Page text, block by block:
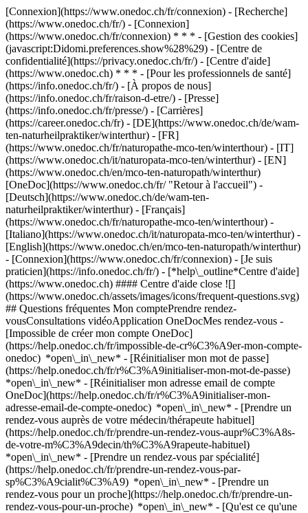
[Connexion](https://www.onedoc.ch/fr/connexion) - [Recherche]
(https://www.onedoc.ch/fr/) - [Connexion]
(https://www.onedoc.ch/fr/connexion) * * * - [Gestion des cookies]
(javascript:Didomi.preferences.show%28%29) - [Centre de
confidentialité](https://privacy.onedoc.ch/fr/) - [Centre d'aide]
(https://www.onedoc.ch) * * * - [Pour les professionnels de santé]
(https://info.onedoc.ch/fr/) - [À propos de nous]
(https://info.onedoc.ch/fr/raison-d-etre/) - [Presse]
(https://info.onedoc.ch/fr/presse/) - [Carrières]
(https://career.onedoc.ch/fr) - [DE](https://www.onedoc.ch/de/wam-
ten-naturheilpraktiker/winterthur) - [FR]
(https://www.onedoc.ch/fr/naturopathe-mco-ten/winterthour) - [IT]
(https://www.onedoc.ch/it/naturopata-mco-ten/winterthur) - [EN]
(https://www.onedoc.ch/en/mco-ten-naturopath/winterthur)
[OneDoc](https://www.onedoc.ch/fr/ "Retour à l'accueil") -
[Deutsch](https://www.onedoc.ch/de/wam-ten-
naturheilpraktiker/winterthur) - [Français]
(https://www.onedoc.ch/fr/naturopathe-mco-ten/winterthour) -
[Italiano](https://www.onedoc.ch/it/naturopata-mco-ten/winterthur) -
[English](https://www.onedoc.ch/en/mco-ten-naturopath/winterthur)
- [Connexion](https://www.onedoc.ch/fr/connexion) - [Je suis
praticien](https://info.onedoc.ch/fr/) - [*help\_outline*Centre d'aide]
(https://www.onedoc.ch) #### Centre d'aide close ![]
(https://www.onedoc.ch/assets/images/icons/frequent-questions.svg)
## Questions fréquentes Mon comptePrendre rendez-
vousConsultations vidéoApplication OneDocMes rendez-vous -
[Impossible de créer mon compte OneDoc]
(https://help.onedoc.ch/fr/impossible-de-cr%C3%A9er-mon-compte-
onedoc) *open\_in\_new* - [Réinitialiser mon mot de passe]
(https://help.onedoc.ch/fr/r%C3%A9initialiser-mon-mot-de-passe)
*open\_in\_new* - [Réinitialiser mon adresse email de compte
OneDoc](https://help.onedoc.ch/fr/r%C3%A9initialiser-mon-
adresse-email-de-compte-onedoc) *open\_in\_new* - [Prendre un
rendez-vous auprès de votre médecin/thérapeute habituel]
(https://help.onedoc.ch/fr/prendre-un-rendez-vous-aupr%C3%A8s-
de-votre-m%C3%A9decin/th%C3%A9rapeute-habituel)
*open\_in\_new* - [Prendre un rendez-vous par spécialité]
(https://help.onedoc.ch/fr/prendre-un-rendez-vous-par-
sp%C3%A9cialit%C3%A9) *open\_in\_new* - [Prendre un
rendez-vous pour un proche](https://help.onedoc.ch/fr/prendre-un-
rendez-vous-pour-un-proche) *open\_in\_new* - [Qu'est ce qu'une